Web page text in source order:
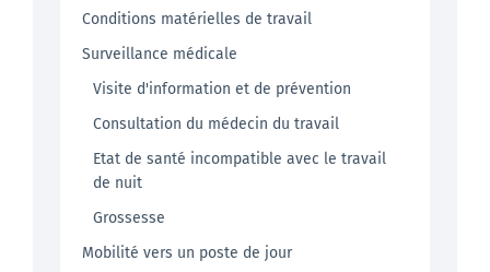
Conditions matérielles de travail
Surveillance médicale
Visite d'information et de prévention
Consultation du médecin du travail
Etat de santé incompatible avec le travail
de nuit
Grossesse
Mobilité vers un poste de jour